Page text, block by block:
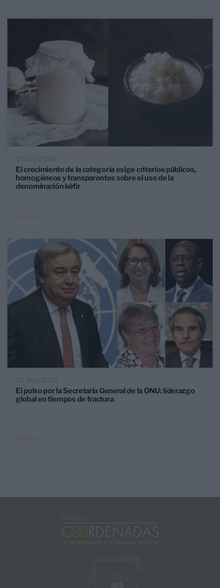
El crecimiento de la categoría exige criterios públicos,
homogéneos y transparentes sobre el uso de la
denominación kéfir
ANÁLISIS
El pulso por la Secretaría General de la ONU: liderazgo
global en tiempos de fractura
ANÁLISIS